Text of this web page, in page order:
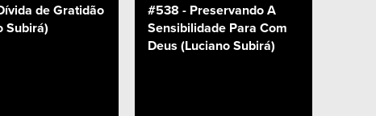
de Gratidão
Subirá)
#538 - Preservando A
Sensibilidade Para Com
Deus (Luciano Subirá)